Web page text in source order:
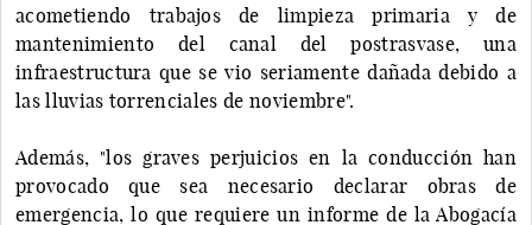
acometiendo trabajos de limpieza primaria y de
mantenimiento del canal del postrasvase, una
infraestructura que se vio seriamente dañada debido a
las lluvias torrenciales de noviembre".
Además, "los graves perjuicios en la conducción han
provocado que sea necesario declarar obras de
emergencia, lo que requiere un informe de la Abogacía